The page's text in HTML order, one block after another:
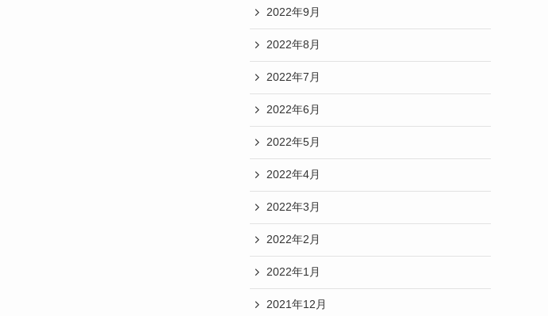
2022年9月
2022年8月
2022年7月
2022年6月
2022年5月
2022年4月
2022年3月
2022年2月
2022年1月
2021年12月